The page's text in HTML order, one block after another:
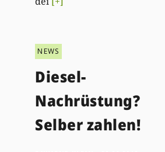
NEWS
Diesel-
Nachrüstung?
Selber zahlen!